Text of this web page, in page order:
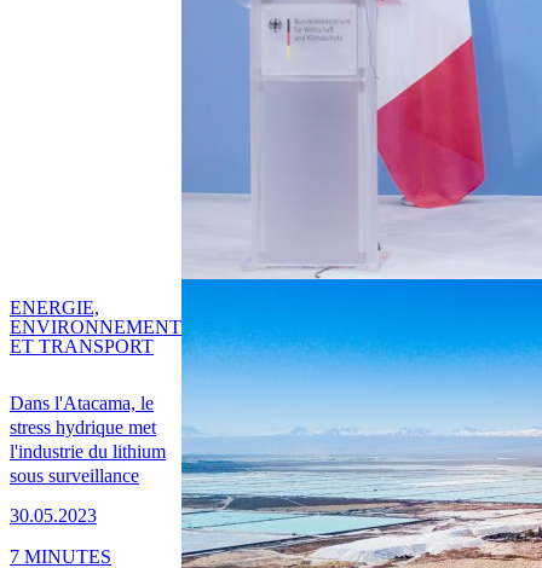
Dans l'Atacama, le
stress hydrique met
l'industrie du lithium
sous surveillance
30.05.2023
ENERGIE,
ENVIRONNEMENT
ET TRANSPORT
7 MINUTES